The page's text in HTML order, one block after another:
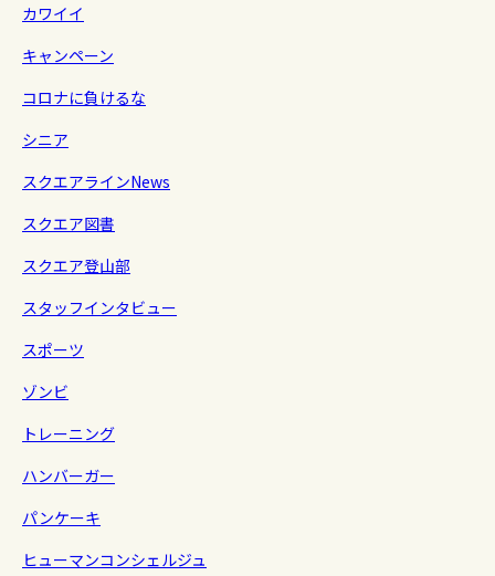
カワイイ
キャンペーン
コロナに負けるな
シニア
スクエアラインNews
スクエア図書
スクエア登山部
スタッフインタビュー
スポーツ
ゾンビ
トレーニング
ハンバーガー
パンケーキ
ヒューマンコンシェルジュ